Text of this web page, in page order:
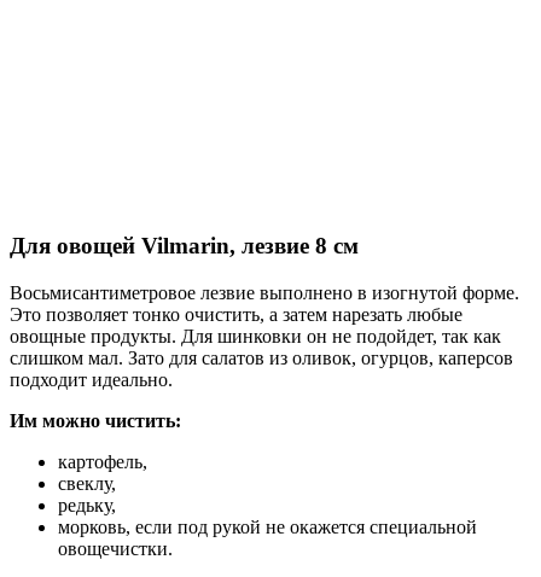
Для овощей Vilmarin, лезвие 8 см
Восьмисантиметровое лезвие выполнено в изогнутой форме.
Это позволяет тонко очистить, а затем нарезать любые
овощные продукты. Для шинковки он не подойдет, так как
слишком мал. Зато для салатов из оливок, огурцов, каперсов
подходит идеально.
Им можно чистить:
картофель,
свеклу,
редьку,
морковь, если под рукой не окажется специальной
овощечистки.